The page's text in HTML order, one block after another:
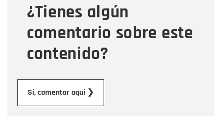
¿Tienes algún
comentario sobre este
contenido?
Sí, comentar aquí ❯
Mensaje